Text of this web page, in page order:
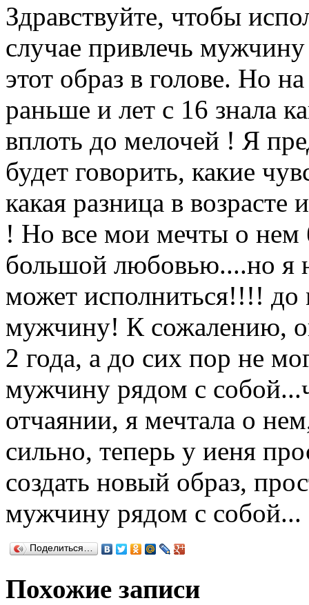
Здравствуйте, чтобы
случае привлечь
этот образ в голове. Но
раньше и лет с 16 знала
вплоть до мелочей ! Я
будет говорить, какие
какая разница в
! Но все мои мечты о
большой любовью....но я
может исполниться!!!! до
мужчину! К сожалению,
2 года, а до сих пор не
мужчину рядом с
отчаянии, я мечтала о
сильно, теперь у иеня
создать новый образ,
мужчину рядом с собой...
Поделиться…
Похожие записи